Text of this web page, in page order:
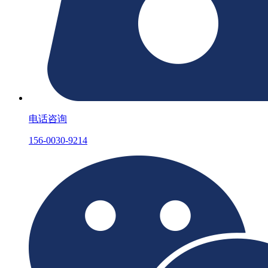
电话咨询
156-0030-9214